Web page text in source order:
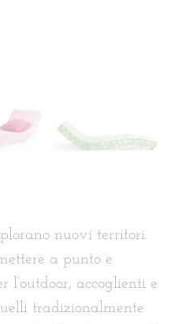
nuovi territori.
a punto e
l’outdoor, accoglienti e
tradizionalmente